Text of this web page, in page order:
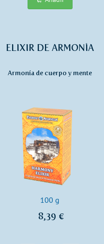
ELIXIR DE ARMONÍA
Armonía de cuerpo y mente
100 g
8,39 €